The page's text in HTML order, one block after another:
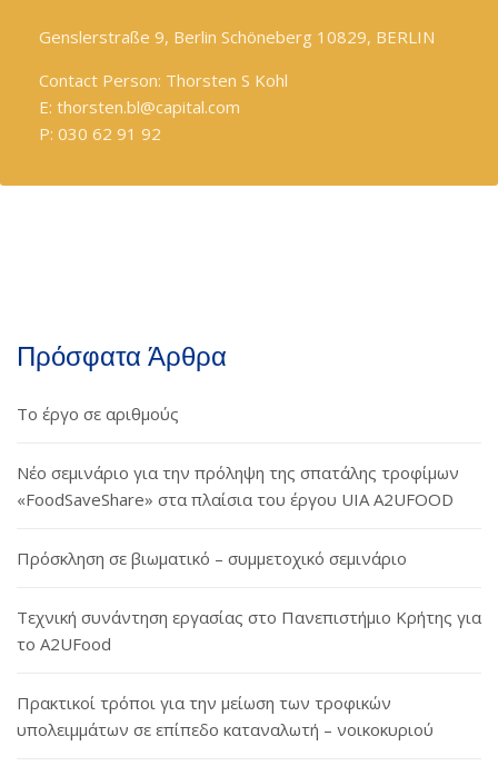
Genslerstraße 9, Berlin Schöneberg 10829, BERLIN
Contact Person: Thorsten S Kohl
E: thorsten.bl@capital.com
P: 030 62 91 92
Πρόσφατα Άρθρα
Το έργο σε αριθμούς
Νέο σεμινάριο για την πρόληψη της σπατάλης τροφίμων
«FoodSaveShare» στα πλαίσια του έργου UIA A2UFOOD
Πρόσκληση σε βιωματικό – συμμετοχικό σεμινάριο
Τεχνική συνάντηση εργασίας στο Πανεπιστήμιο Κρήτης για
το A2UFood
Πρακτικοί τρόποι για την μείωση των τροφικών
υπολειμμάτων σε επίπεδο καταναλωτή – νοικοκυριού